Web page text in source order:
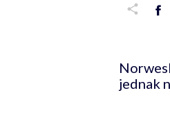
jednak